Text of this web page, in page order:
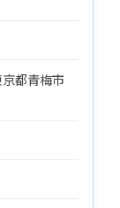
都青梅市